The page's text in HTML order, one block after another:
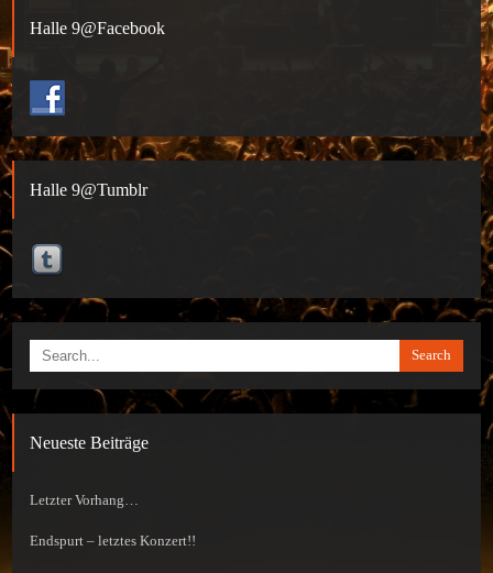
Halle 9@Facebook
Halle 9@Tumblr
Search
Neueste Beiträge
Letzter Vorhang…
Endspurt – letztes Konzert!!